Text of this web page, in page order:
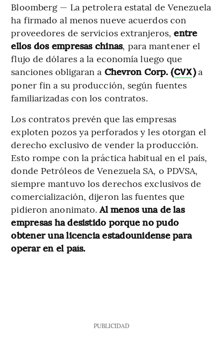
Bloomberg — La petrolera estatal de Venezuela
ha firmado al menos nueve acuerdos con
proveedores de servicios extranjeros, entre
ellos dos empresas chinas, para mantener el
flujo de dólares a la economía luego que
sanciones obligaran a Chevron Corp. (CVX)a
poner fin a su producción, según fuentes
familiarizadas con los contratos.
Los contratos prevén que las empresas
exploten pozos ya perforados y les otorgan el
derecho exclusivo de vender la producción.
Esto rompe con la práctica habitual en el país,
donde Petróleos de Venezuela SA, o PDVSA,
siempre mantuvo los derechos exclusivos de
comercialización, dijeron las fuentes que
pidieron anonimato.Al menos una de las
empresas ha desistido porque no pudo
obtener una licencia estadounidense para
operar en el país.
PUBLICIDAD